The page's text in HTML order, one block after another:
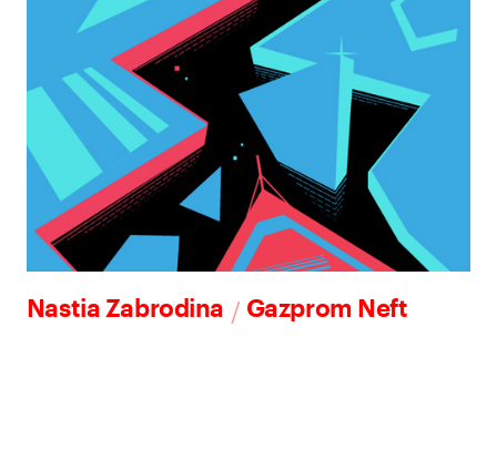
Nastia Zabrodina / Gazprom Neft